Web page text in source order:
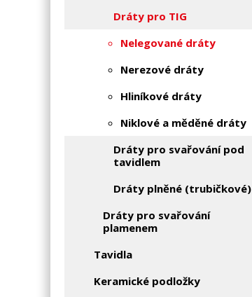
Dráty pro TIG
Nelegované dráty
Nerezové dráty
Hliníkové dráty
Niklové a měděné dráty
Dráty pro svařování pod
tavidlem
Dráty plněné (trubičkové)
Dráty pro svařování
plamenem
Tavidla
Keramické podložky